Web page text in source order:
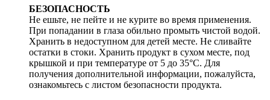
БЕЗОПАСНОСТЬ
Не ешьте, не пейте и не курите во время применения.
При попадании в глаза обильно промыть чистой водой.
Хранить в недоступном для детей месте. Не сливайте
остатки в стоки. Хранить продукт в сухом месте, под
крышкой и при температуре от 5 до 35°C. Для
получения дополнительной информации, пожалуйста,
ознакомьтесь с листом безопасности продукта.